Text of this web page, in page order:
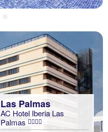
Las Palmas
AC Hotel Iberia Las
Palmas